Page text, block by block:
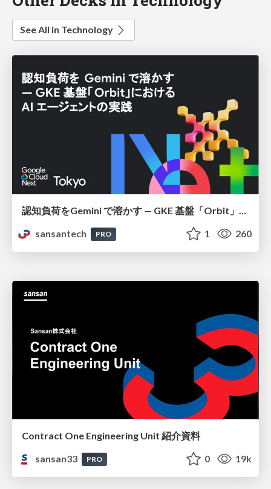
See All in Technology
sansantech
PRO 1 260
Contract One Engineering Unit 紹介資料
sansan33
PRO 0 19k